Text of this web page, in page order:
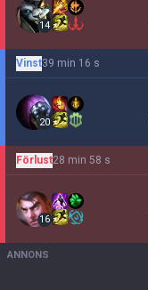
14
Vinst39 min 16 s
20
Förlust28 min 58 s
16
ANNONS